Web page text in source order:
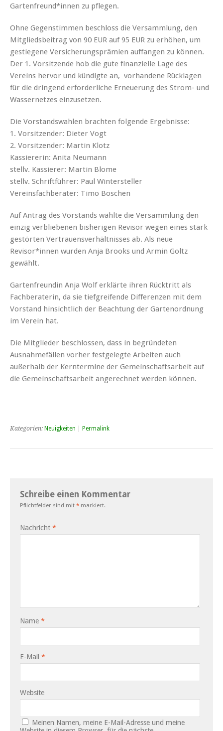
Gartenfreund*innen zu pflegen.
Ohne Gegenstimmen beschloss die Versammlung, den
Mitgliedsbeitrag von 90 EUR auf 95 EUR zu erhöhen, um
gestiegene Versicherungsprämien auffangen zu können.
Der 1. Vorsitzende hob die gute finanzielle Lage des
Vereins hervor und kündigte an, vorhandene Rücklagen
für die dringend erforderliche Erneuerung des Strom- und
Wassernetzes einzusetzen.
Die Vorstandswahlen brachten folgende Ergebnisse:
1. Vorsitzender: Dieter Vogt
2. Vorsitzender: Martin Klotz
Kassiererin: Anita Neumann
stellv. Kassierer: Martin Blome
stellv. Schriftführer: Paul Wintersteller
Vereinsfachberater: Timo Boschen
Auf Antrag des Vorstands wählte die Versammlung den
einzig verbliebenen bisherigen Revisor wegen eines stark
gestörten Vertrauensverhältnisses ab. Als neue
Revisor*innen wurden Anja Brooks und Armin Goltz
gewählt.
Gartenfreundin Anja Wolf erklärte ihren Rücktritt als
Fachberaterin, da sie tiefgreifende Differenzen mit dem
Vorstand hinsichtlich der Beachtung der Gartenordnung
im Verein hat.
Die Mitglieder beschlossen, dass in begründeten
Ausnahmefällen vorher festgelegte Arbeiten auch
außerhalb der Kerntermine der Gemeinschaftsarbeit auf
die Gemeinschaftsarbeit angerechnet werden können.
Kategorien: Neuigkeiten Permalink
Schreibe einen Kommentar
Pflichtfelder sind mit * markiert.
Nachricht *
Name *
E-Mail *
Website
Meinen Namen, meine E-Mail-Adresse und meine